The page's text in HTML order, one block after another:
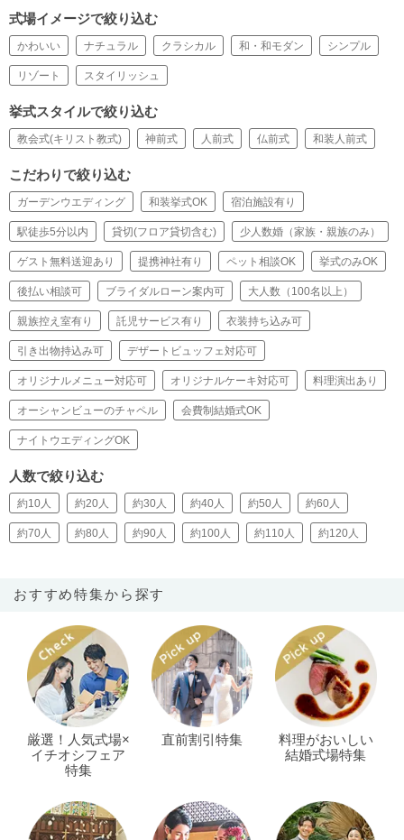
式場イメージで絞り込む
かわいい ナチュラル クラシカル 和・和モダン シンプル
リゾート スタイリッシュ
挙式スタイルで絞り込む
教会式(キリスト教式) 神前式 人前式 仏前式 和装人前式
こだわりで絞り込む
ガーデンウエディング 和装挙式OK 宿泊施設有り
駅徒歩5分以内 貸切(フロア貸切含む) 少人数婚（家族・親族のみ）
ゲスト無料送迎あり 提携神社有り ペット相談OK 挙式のみOK
後払い相談可 ブライダルローン案内可 大人数（100名以上）
親族控え室有り 託児サービス有り 衣装持ち込み可
引き出物持込み可 デザートビュッフェ対応可
オリジナルメニュー対応可 オリジナルケーキ対応可 料理演出あり
オーシャンビューのチャペル 会費制結婚式OK
ナイトウエディングOK
人数で絞り込む
約10人 約20人 約30人 約40人 約50人 約60人
約70人 約80人 約90人 約100人 約110人 約120人
おすすめ特集から探す
厳選！人気式場×
イチオシフェア
特集
直前割引特集
料理がおいしい
結婚式場特集